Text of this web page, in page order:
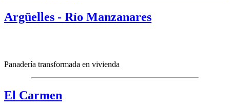
Argüelles - Río Manzanares
Panadería transformada en vivienda
El Carmen